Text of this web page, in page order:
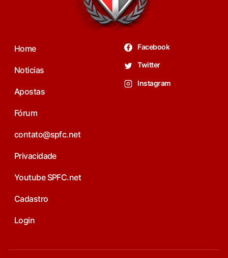
Home
Noticias
Apostas
Fórum
contato@spfc.net
Privacidade
Youtube SPFC.net
Cadastro
Login
Facebook
Twitter
Instagram